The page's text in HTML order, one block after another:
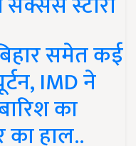
समेत कई
IMD ने
का
हाल..